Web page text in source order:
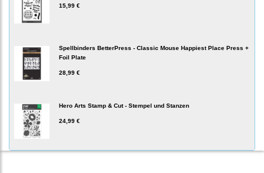
15,99 €
Spellbinders BetterPress - Classic Mouse Happiest Place Press +
Foil Plate
28,99 €
Hero Arts Stamp & Cut - Stempel und Stanzen
24,99 €